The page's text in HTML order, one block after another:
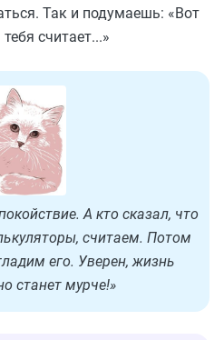
Так и подумаешь: «Вот
считает...»
А кто сказал, что
считаем. Потом
его. Уверен, жизнь
станет мурче!»